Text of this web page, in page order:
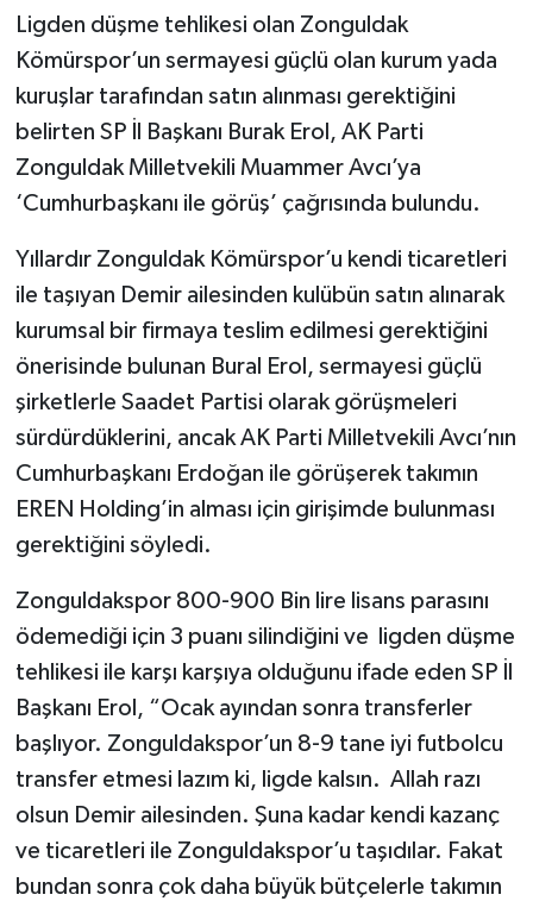
Ligden düşme tehlikesi olan Zonguldak
Kömürspor’un sermayesi güçlü olan kurum yada
kuruşlar tarafından satın alınması gerektiğini
belirten SP İl Başkanı Burak Erol, AK Parti
Zonguldak Milletvekili Muammer Avcı’ya
‘Cumhurbaşkanı ile görüş’ çağrısında bulundu.
Yıllardır Zonguldak Kömürspor’u kendi ticaretleri
ile taşıyan Demir ailesinden kulübün satın alınarak
kurumsal bir firmaya teslim edilmesi gerektiğini
önerisinde bulunan Bural Erol, sermayesi güçlü
şirketlerle Saadet Partisi olarak görüşmeleri
sürdürdüklerini, ancak AK Parti Milletvekili Avcı’nın
Cumhurbaşkanı Erdoğan ile görüşerek takımın
EREN Holding’in alması için girişimde bulunması
gerektiğini söyledi.
Zonguldakspor 800-900 Bin lire lisans parasını
ödemediği için 3 puanı silindiğini ve ligden düşme
tehlikesi ile karşı karşıya olduğunu ifade eden SP İl
Başkanı Erol, “Ocak ayından sonra transferler
başlıyor. Zonguldakspor’un 8-9 tane iyi futbolcu
transfer etmesi lazım ki, ligde kalsın. Allah razı
olsun Demir ailesinden. Şuna kadar kendi kazanç
ve ticaretleri ile Zonguldakspor’u taşıdılar. Fakat
bundan sonra çok daha büyük bütçelerle takımın